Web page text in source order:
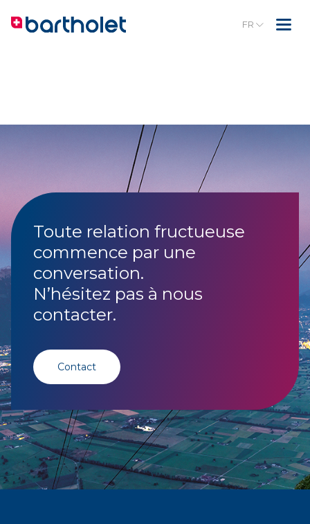
FR
Toute relation fructueuse
commence par une
conversation.
N’hésitez pas à nous
contacter.
Contact